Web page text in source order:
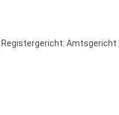
Amtsgericht